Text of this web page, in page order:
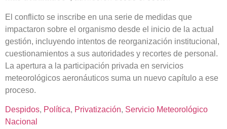
El conflicto se inscribe en una serie de medidas que
impactaron sobre el organismo desde el inicio de la actual
gestión, incluyendo intentos de reorganización institucional,
cuestionamientos a sus autoridades y recortes de personal.
La apertura a la participación privada en servicios
meteorológicos aeronáuticos suma un nuevo capítulo a ese
proceso.
Despidos, Política, Privatización, Servicio Meteorológico
Nacional